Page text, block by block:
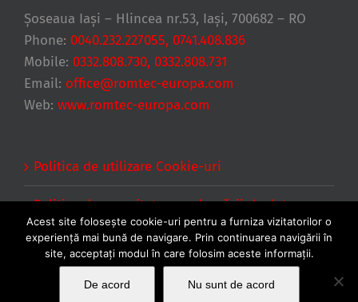
Șoseaua Iași – Hlincea nr.53, Iași, 700682 – RO
Phone: 0040.232.227055, 0741.408.836
Mobile: 0332.808.730, 0332.808.731
Email: office@romtec-europa.com
Web: www.romtec-europa.com
Politica de utilizare Cookie-uri
Politica de securitate a prelucrării de date cu
caracter personal
Acest site foloseşte cookie-uri pentru a furniza vizitatorilor o
experienţă mai bună de navigare. Prin continuarea navigării în
site, acceptați modul în care folosim aceste informaţii.
De acord Nu sunt de acord